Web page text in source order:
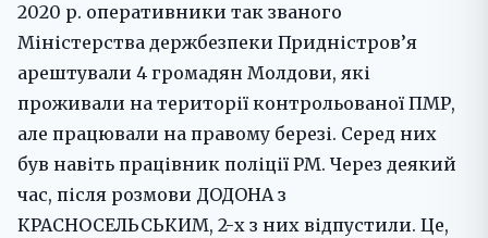
2020 р. оперативники так званого
Міністерства держбезпеки Придністров’я
арештували 4 громадян Молдови, які
проживали на території контрольованої ПМР,
але працювали на правому березі. Серед них
був навіть працівник поліції РМ. Через деякий
час, після розмови ДОДОНА з
КРАСНОСЕЛЬСЬКИМ, 2-х з них відпустили. Це,